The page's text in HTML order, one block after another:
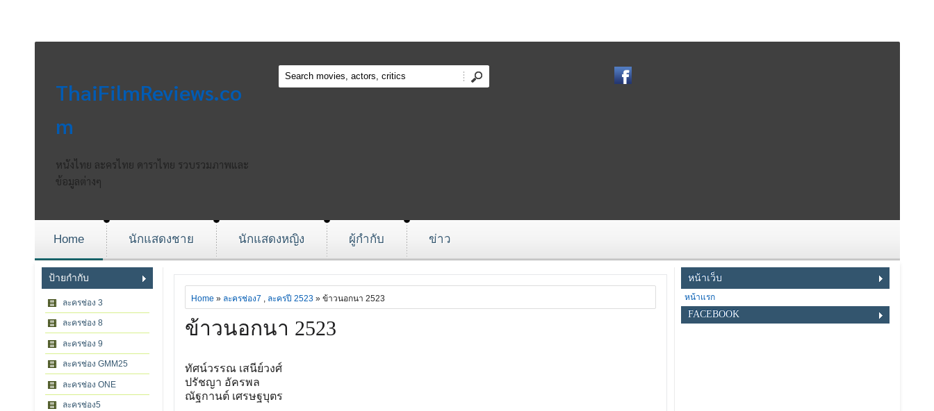
ThaiFilmReviews.co
m
หนังไทย ละครไทย ดาราไทย รวบรวมภาพและ
ข้อมูลต่างๆ
Home นักแสดงชาย นักแสดงหญิง ผู้กำกับ ข่าว
ป้ายกำกับ
ละครช่อง 3
ละครช่อง 8
ละครช่อง 9
ละครช่อง GMM25
ละครช่อง ONE
ละครช่อง5
Home » ละครช่อง7 , ละครปี 2523» ข้าวนอกนา 2523
ข้าวนอกนา 2523
ทัศน์วรรณ เสนีย์วงศ์
ปรัชญา อัครพล
ณัฐกานต์ เศรษฐบุตร
หน้าเว็บ
หน้าแรก
FACEBOOK